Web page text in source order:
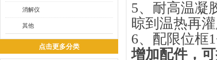
消解仪
其他
点击更多分类
5、耐高温凝
晾到温热再
6、 配限位框
增加配件，